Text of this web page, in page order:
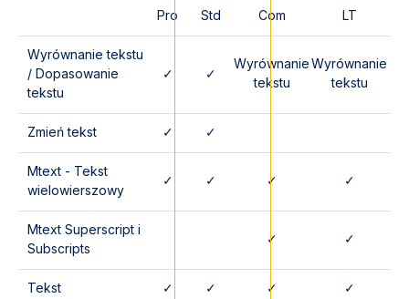
Pro
Std Com LT
Wyrównanie tekstu
/ Dopasowanie
tekstu
✓ ✓
Wyrównanie
tekstu
Wyrównanie
tekstu
Zmień tekst ✓ ✓
Mtext - Tekst
wielowierszowy
✓ ✓ ✓ ✓
Mtext Superscript i
Subscripts
✓ ✓
Tekst ✓ ✓ ✓ ✓